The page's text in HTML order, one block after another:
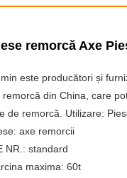
remorcă Axe
este producători și
remorcă din China, care
de remorcă. Utilizare:
axe remorcii
NR.: standard
maxima: 60t